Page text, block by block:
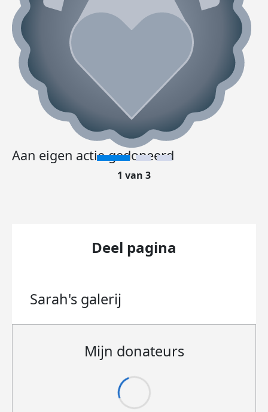
Aan eigen actie gedoneerd
1 van 3
Deel pagina
Sarah's galerij
Mijn donateurs